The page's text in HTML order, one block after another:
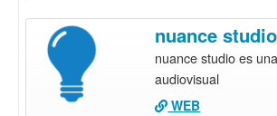
nuance studio
nuance studio es
audiovisual
WEB